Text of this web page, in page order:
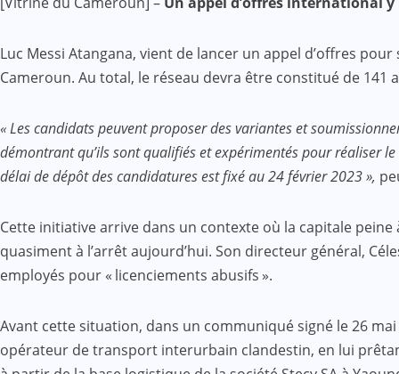
Mail
Luc Messi Atangana, vient de lancer un appel d’offres
Cameroun. Au total, le réseau devra être constitué de 141
« Les candidats peuvent proposer des variantes et
démontrant qu’ils sont qualifiés et expérimentés pour réaliser
délai de dépôt des candidatures est fixé au 24 février 2023 »,
Cette initiative arrive dans un contexte où la capitale peine
quasiment à l’arrêt aujourd’hui. Son directeur général,
employés pour « licenciements abusifs ».
Avant cette situation, dans un communiqué signé le 26 mai
opérateur de transport interurbain clandestin, en lui